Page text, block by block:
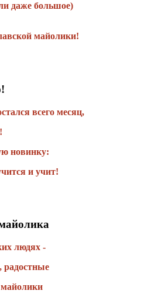
даже большое)
майолики!
всего месяц,
новинку:
и учит!
людях -
радостные